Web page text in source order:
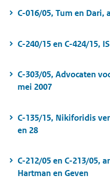
C-016/05, Tum en Dari,
C-240/15 en C-424/15,
C-303/05, Advocaten
mei 2007
C-135/15, Nikiforidis
en 28
C-212/05 en C-213/05,
Hartman en Geven